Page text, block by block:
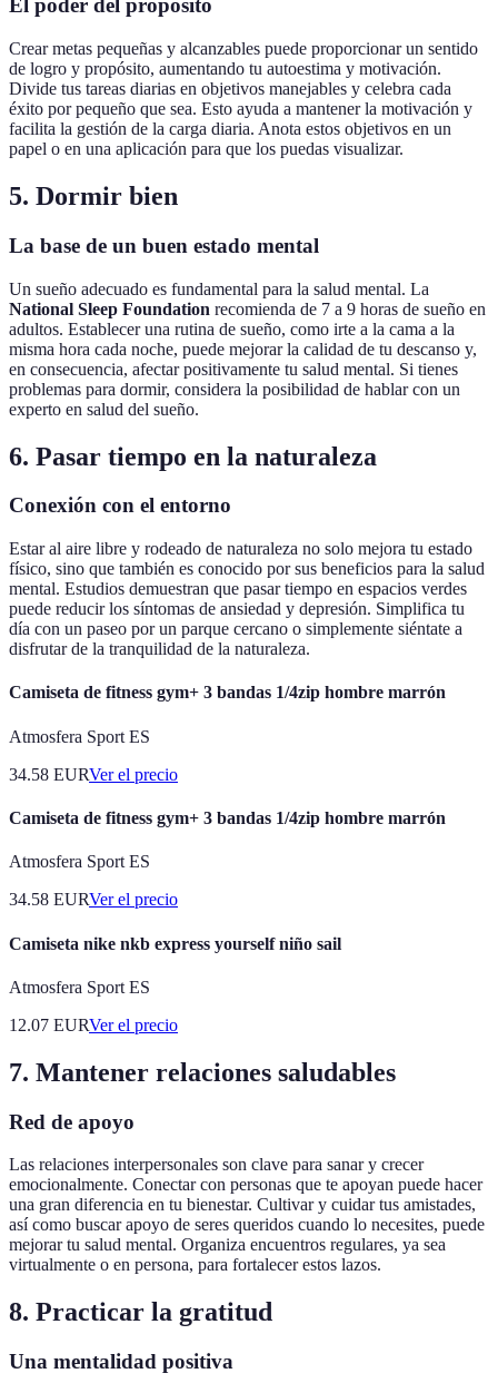
El poder del propósito
Crear metas pequeñas y alcanzables puede proporcionar un sentido
de logro y propósito, aumentando tu autoestima y motivación.
Divide tus tareas diarias en objetivos manejables y celebra cada
éxito por pequeño que sea. Esto ayuda a mantener la motivación y
facilita la gestión de la carga diaria. Anota estos objetivos en un
papel o en una aplicación para que los puedas visualizar.
5. Dormir bien
La base de un buen estado mental
Un sueño adecuado es fundamental para la salud mental. La
National Sleep Foundation recomienda de 7 a 9 horas de sueño en
adultos. Establecer una rutina de sueño, como irte a la cama a la
misma hora cada noche, puede mejorar la calidad de tu descanso y,
en consecuencia, afectar positivamente tu salud mental. Si tienes
problemas para dormir, considera la posibilidad de hablar con un
experto en salud del sueño.
6. Pasar tiempo en la naturaleza
Conexión con el entorno
Estar al aire libre y rodeado de naturaleza no solo mejora tu estado
físico, sino que también es conocido por sus beneficios para la salud
mental. Estudios demuestran que pasar tiempo en espacios verdes
puede reducir los síntomas de ansiedad y depresión. Simplifica tu
día con un paseo por un parque cercano o simplemente siéntate a
disfrutar de la tranquilidad de la naturaleza.
Camiseta de fitness gym+ 3 bandas 1/4zip hombre marrón
Atmosfera Sport ES
34.58 EURVer el precio
Camiseta de fitness gym+ 3 bandas 1/4zip hombre marrón
Atmosfera Sport ES
34.58 EURVer el precio
Camiseta nike nkb express yourself niño sail
Atmosfera Sport ES
12.07 EURVer el precio
7. Mantener relaciones saludables
Red de apoyo
Las relaciones interpersonales son clave para sanar y crecer
emocionalmente. Conectar con personas que te apoyan puede hacer
una gran diferencia en tu bienestar. Cultivar y cuidar tus amistades,
así como buscar apoyo de seres queridos cuando lo necesites, puede
mejorar tu salud mental. Organiza encuentros regulares, ya sea
virtualmente o en persona, para fortalecer estos lazos.
8. Practicar la gratitud
Una mentalidad positiva